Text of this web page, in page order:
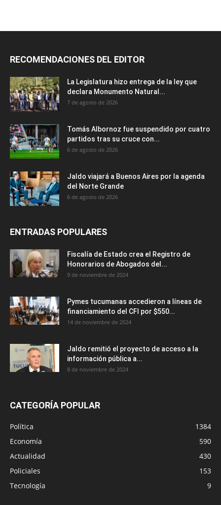
RECOMENDACIONES DEL EDITOR
La Legislatura hizo entrega de la ley que
declara Monumento Natural...
7 de agosto de 2026
Tomás Albornoz fue suspendido por cuatro
partidos tras su cruce con...
6 de agosto de 2026
Jaldo viajará a Buenos Aires por la agenda
del Norte Grande
6 de agosto de 2026
ENTRADAS POPULARES
Fiscalía de Estado crea el Registro de
Honorarios de Abogados del...
9 de noviembre de 2024
Pymes tucumanas accedieron a líneas de
financiamiento del CFI por $550...
14 de noviembre de 2024
Jaldo remitió el proyecto de acceso a la
información pública a...
8 de noviembre de 2024
CATEGORÍA POPULAR
Política
1384
Economía
590
Actualidad
430
Policiales
153
Tecnología
9